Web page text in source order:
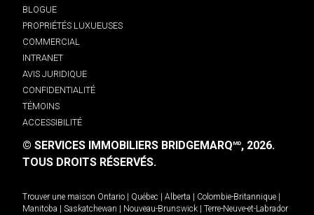
BLOGUE
PROPRIÉTÉS LUXUEUSES
COMMERCIAL
INTRANET
AVIS JURIDIQUE
CONFIDENTIALITÉ
TÉMOINS
ACCESSIBILITÉ
© SERVICES IMMOBILIERS BRIDGEMARQMD, 2026.
TOUS DROITS RÉSERVÉS.
Trouver une maison Ontario Québec Alberta Colombie-Britannique
Manitoba
Saskatchewan Nouveau-Brunswick
Terre-Neuve-et-Labrador